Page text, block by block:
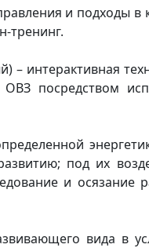
и подходы в
тренинг.
– интерактивная
посредством
под их
и
вида в